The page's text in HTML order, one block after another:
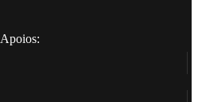
Apoios: